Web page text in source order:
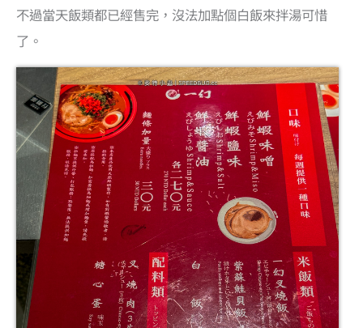
不過當天飯類都已經售完，沒法加點個白飯來拌湯可惜
了。